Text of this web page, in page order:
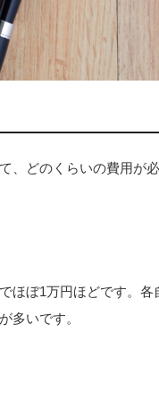
、どのくらいの費用が必
ほぼ1万円ほどです。各
多いです。